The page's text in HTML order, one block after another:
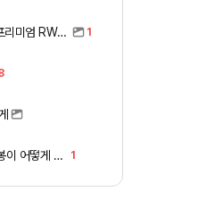
[신차사진] 2026 테슬라 모델 Y 프리미엄 RWD (펄 화이트 + 블랙시트) 1
설문조사) 5시리즈급 타는분들 연봉이 어떻게 되세요 1